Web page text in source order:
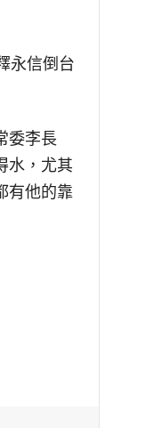
永信倒台
委李長
水，尤其
有他的靠